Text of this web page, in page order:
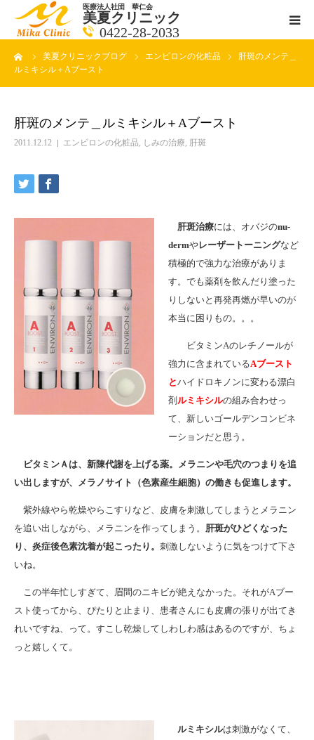
医療法人社団 華仁会
美夏クリニック
0422-28-2033
美夏クリニックブログ エンビロンの化粧品
肝斑のメンテ＿
ルミキシル＋Aブースト
肝斑のメンテ＿ルミキシル＋Aブースト
2011.12.12 エンビロンの化粧品, しみの治療, 肝斑
肝斑治療には、オバジのnu-
dermやレーザートーニングなど
積極的で強力な治療がありま
す。でも薬剤を飲んだり塗った
りしないと再発再燃が早いのが
本当に困りもの。。。
ビタミンAのレチノールが
強力に含まれているAブースト
とハイドロキノンに変わる漂白
剤 ルミキシルの組み合わせっ
て、新しいゴールデンコンビネ
ーションだと思う。
ビタミンＡは、新陳代謝を上げる薬。メラニンや毛穴のつまりを追
い出しますが、メラノサイト（色素産生細胞）の働きも促進します。
紫外線やら乾燥やらこすりなど、皮膚を刺激してしまうとメラニン
を追い出しながら、メラニンを作ってしまう。 肝斑がひどくなった
り、炎症後色素沈着が起こったり。 刺激しないように気をつけて下さ
いね。
この半年忙しすぎて、眉間のニキビが絶えなかった。それがAブー
スト使ってから、ぴたりと止まり、患者さんにも皮膚の張りが出てき
れいですね、って。すこし乾燥してしわしわ感はあるのですが、ちょ
っと嬉しくて。
ルミキシルは刺激がなくて、
医師紹介
クリニックの紹介
アクセス
メールで相談
料金一覧 new